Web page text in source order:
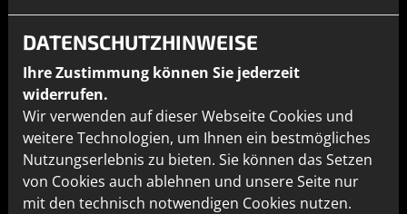
Die Metallfassade führen wir als vorgehängte,
hinterlüftete Fassade aus. An den Außenwänden
für die Fassadenelemente montiert. So entsteht ein
Zwischenraum, in dem die Luft zirkulieren kann und
der Platz für eine effektive Wärmedämmung bietet.
Das Ergebnis: vorbildliche Energieeffizienz,
angenehmes Raumklima, trockene Wände und sehr
guter Schallschutz.
DATENSCHUTZHINWEISE
Ihre Zustimmung können Sie jederzeit
widerrufen.
Wir verwenden auf dieser Webseite Cookies und
weitere Technologien, um Ihnen ein bestmögliches
Nutzungserlebnis zu bieten. Sie können das Setzen
von Cookies auch ablehnen und unsere Seite nur
mit den technisch notwendigen Cookies nutzen.